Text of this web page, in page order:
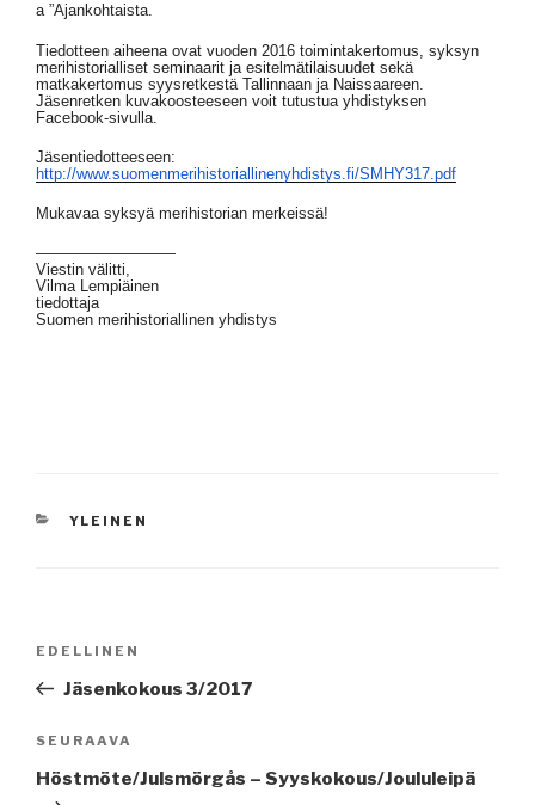
a ”Ajankohtaista.
Tiedotteen aiheena ovat vuoden 2016 toimintakertomus, syksyn
merihistorialliset seminaarit ja esitelmätilaisuudet sekä
matkakertomus syysretkestä Tallinnaan ja Naissaareen.
Jäsenretken kuvakoosteeseen voit tutustua yhdistyksen
Facebook-sivulla.
Jäsentiedotteeseen:
http://www.suomenmerihistoriallinenyhdistys.fi/SMHY317.pdf
Mukavaa syksyä merihistorian merkeissä!
—————————
Viestin välitti,
Vilma Lempiäinen
tiedottaja
Suomen merihistoriallinen yhdistys
KATEGORIAT
YLEINEN
Edellinen
artikkeli
EDELLINEN
Jäsenkokous 3/2017
Seuraava
artikkeli
SEURAAVA
Höstmöte/Julsmörgås – Syyskokous/Joululeipä